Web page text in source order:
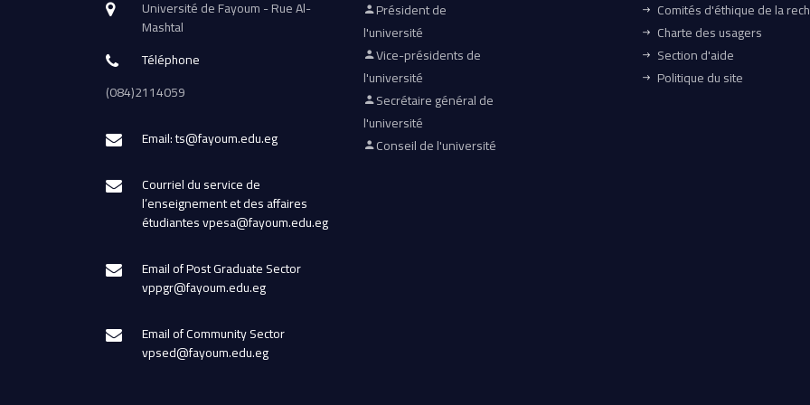
Université de Fayoum - Rue Al-
Mashtal
Téléphone
(084)2114059
Email: ts@fayoum.edu.eg
Courriel du service de
l’enseignement et des affaires
étudiantes vpesa@fayoum.edu.eg
Email of Post Graduate Sector
vppgr@fayoum.edu.eg
Email of Community Sector
vpsed@fayoum.edu.eg
Président de
l'université
Vice-présidents de
l'université
Secrétaire général de
l'université
Conseil de l'université
Comités d'éthique de la
Charte des usagers
Section d'aide
Politique du site